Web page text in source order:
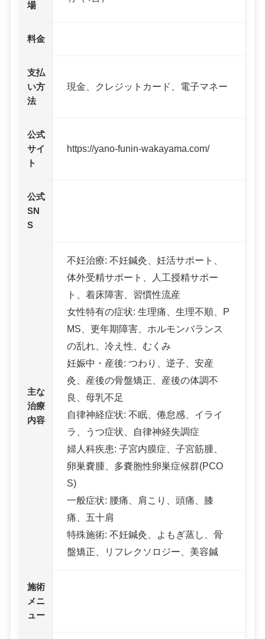
場
料金
支払
い方
法
現金、クレジットカード、電子マネー
公式
サイ
ト
https://yano-funin-wakayama.com/
公式
SN
S
主な
治療
内容
不妊治療: 不妊鍼灸、妊活サポート、
体外受精サポート、人工授精サポー
ト、着床障害、習慣性流産
女性特有の症状: 生理痛、生理不順、P
MS、更年期障害、ホルモンバランス
の乱れ、冷え性、むくみ
妊娠中・産後: つわり、逆子、安産
灸、産後の骨盤矯正、産後の体調不
良、母乳不足
自律神経症状: 不眠、倦怠感、イライ
ラ、うつ症状、自律神経失調症
婦人科疾患: 子宮内膜症、子宮筋腫、
卵巣嚢腫、多嚢胞性卵巣症候群(PCO
S)
一般症状: 腰痛、肩こり、頭痛、膝
痛、五十肩
特殊施術: 不妊鍼灸、よもぎ蒸し、骨
盤矯正、リフレクソロジー、美容鍼
施術
メニ
ュー